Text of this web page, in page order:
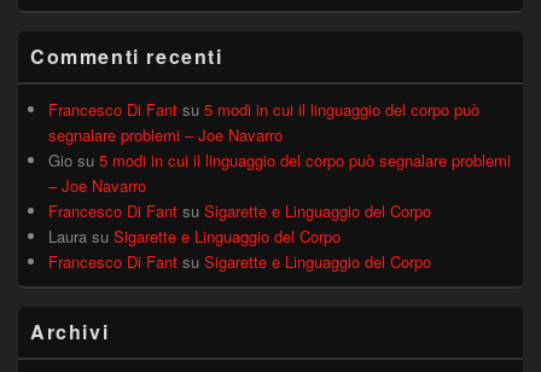
Commenti recenti
Francesco Di Fant su 5 modi in cui il linguaggio del corpo può
segnalare problemi – Joe Navarro
Gio su 5 modi in cui il linguaggio del corpo può segnalare problemi
– Joe Navarro
Francesco Di Fant su Sigarette e Linguaggio del Corpo
Laura su Sigarette e Linguaggio del Corpo
Francesco Di Fant su Sigarette e Linguaggio del Corpo
Archivi